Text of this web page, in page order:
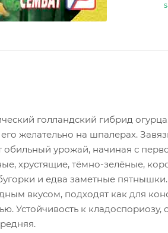
голландский гибрид
желательно на шпалерах.
обильный урожай, начиная с
хрустящие, тёмно-зелёные,
и едва заметные
вкусом, подходят как для
Устойчивость к кладоспориозу,